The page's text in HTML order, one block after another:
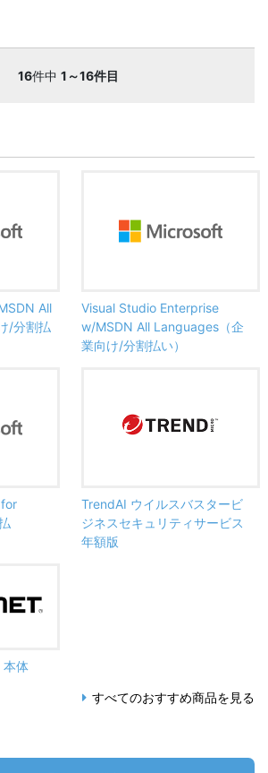
16件中 1～16件目
All
/分割払
Visual Studio Enterprise
w/MSDN All Languages（企
業向け/分割払い）
TrendAI ウイルスバスタービ
ジネスセキュリティサービス
年額版
本体
すべてのおすすめ商品を見る